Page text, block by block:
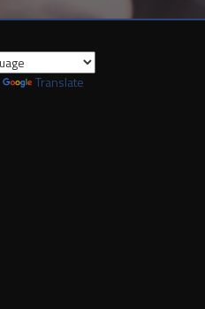
Translate